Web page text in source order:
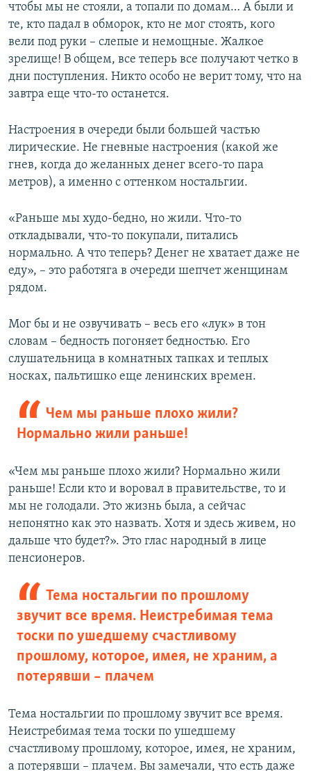
чтобы мы не стояли, а топали по домам… А были и
те, кто падал в обморок, кто не мог стоять, кого
вели под руки – слепые и немощные. Жалкое
зрелище! В общем, все теперь все получают четко в
дни поступления. Никто особо не верит тому, что на
завтра еще что-то останется.
Настроения в очереди были большей частью
лирические. Не гневные настроения (какой же
гнев, когда до желанных денег всего-то пара
метров), а именно с оттенком ностальгии.
«Раньше мы худо-бедно, но жили. Что-то
откладывали, что-то покупали, питались
нормально. А что теперь? Денег не хватает даже не
еду», – это работяга в очереди шепчет женщинам
рядом.
Мог бы и не озвучивать – весь его «лук» в тон
словам – бедность погоняет бедностью. Его
слушательница в комнатных тапках и теплых
носках, пальтишко еще ленинских времен.
Чем мы раньше плохо жили?
Нормально жили раньше!
«Чем мы раньше плохо жили? Нормально жили
раньше! Если кто и воровал в правительстве, то и
мы не голодали. Это жизнь была, а сейчас
непонятно как это назвать. Хотя и здесь живем, но
дальше что будет?». Это глас народный в лице
пенсионеров.
Тема ностальгии по прошлому
звучит все время. Неистребимая тема
тоски по ушедшему счастливому
прошлому, которое, имея, не храним, а
потерявши – плачем
Тема ностальгии по прошлому звучит все время.
Неистребимая тема тоски по ушедшему
счастливому прошлому, которое, имея, не храним,
а потерявши – плачем. Вы замечали, что есть даже